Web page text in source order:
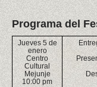
Programa del
Jueves 5 de
enero
Centro
Cultural
Mejunje
10:00 pm